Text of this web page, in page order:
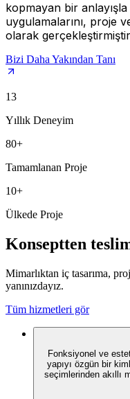
kopmayan bir
uygulamalarını, proje
olarak
Bizi Daha Yakından Tanı
13
Yıllık Deneyim
80+
Tamamlanan Proje
10+
Ülkede Proje
Konseptten
Mimarlıktan iç tasarıma,
yanınızdayız.
Tüm hizmetleri gör
Fonksiyonel ve
yapıyı özgün bir
seçimlerinden akıllı